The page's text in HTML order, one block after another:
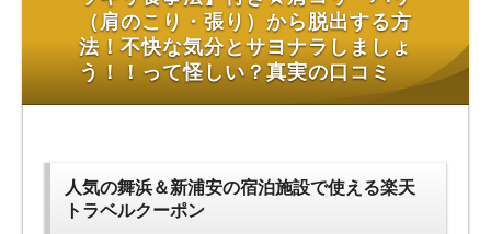
（肩のこり・張り）から脱出する方
法！不快な気分とサヨナラしましょ
う！！って怪しい？真実の口コミ
人気の舞浜＆新浦安の宿泊施設で使える楽天
トラベルクーポン